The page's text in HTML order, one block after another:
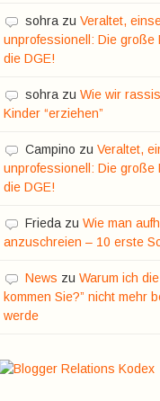
sohra zu Veraltet,
unprofessionell: Die große
die DGE!
sohra zu Wie wir
Kinder “erziehen”
Campino zu Veraltet,
unprofessionell: Die große
die DGE!
Frieda zu Wie man
anzuschreien – 10 erste
News zu Warum ich
kommen Sie?” nicht mehr
werde